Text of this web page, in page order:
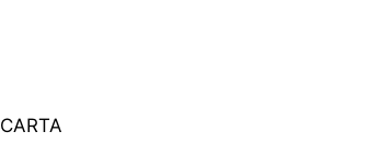
CARTA